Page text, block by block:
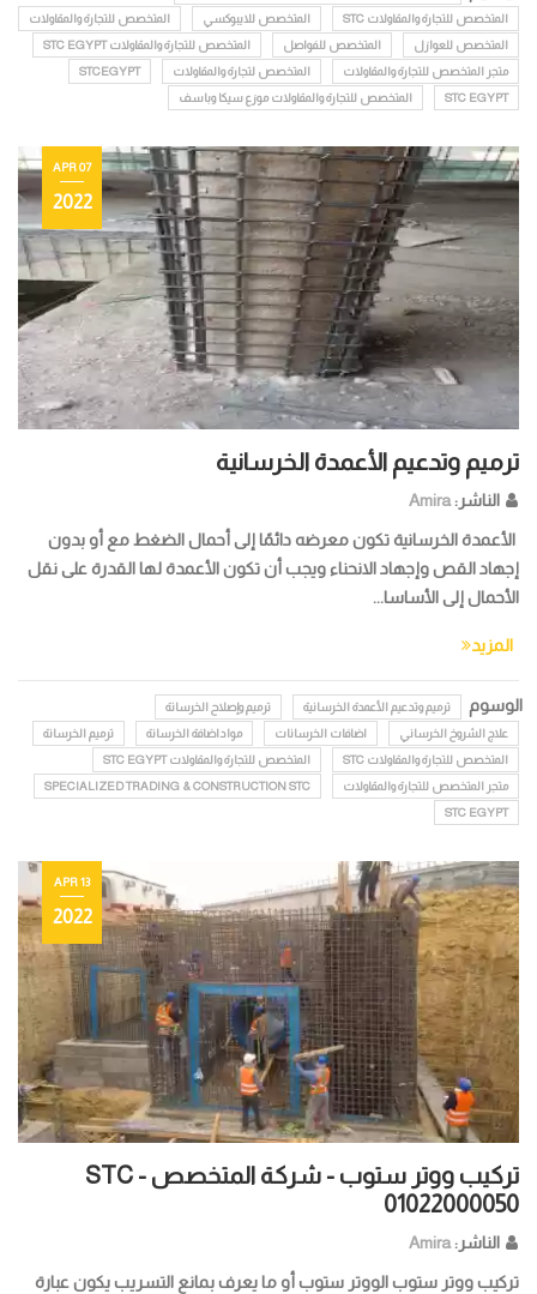
المتخصص للتجارة والمقاولات STC
المتخصص للايبوكسي
المتخصص للتجارة والمقاولات
المتخصص للعوازل
المتخصص للفواصل
المتخصص للتجارة والمقاولات STC EGYPT
متجر المتخصص للتجارة والمقاولات
المتخصص لتجارة والمقاولات
STCEGYPT
STC EGYPT
المتخصص للتجارة والمقاولات موزع سيكا وباسف
ترميم وتدعيم الأعمدة الخرسانية
07 APR
2022
الناشر:Amira
الأعمدة الخرسانية تكون معرضه دائمًا إلى أحمال الضغط مع أو بدون
إجهاد القص وإجهاد الانحناء ويجب أن تكون الأعمدة لها القدرة على نقل
الأحمال إلى الأساسا...
المزيد
الوسوم ترميم وتدعيم الأعمدة الخرسانية
ترميم وإصلاح الخرسانة
علاج الشروخ الخرساني
اضافات الخرسانات مواداضافة الخرسانة
ترميم الخرسانة
المتخصص للتجارة والمقاولات STC
المتخصص للتجارة والمقاولات STC EGYPT
متجر المتخصص للتجارة والمقاولات
SPECIALIZED TRADING & CONSTRUCTION STC
STC EGYPT
تركيب ووتر ستوب - شركة المتخصص STC -
01022000050
13 APR
2022
الناشر:Amira
تركيب ووتر ستوب الووتر ستوب أو ما يعرف بمانع التسريب يكون عبارة